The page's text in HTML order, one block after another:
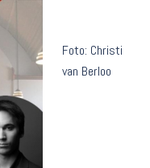
Foto: Christi
van Berloo